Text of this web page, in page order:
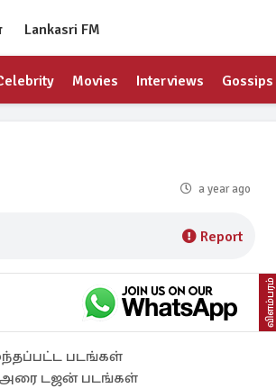
Lankasri FM
Movies Interviews Gossips
a year ago
Report
விளம்பரம்
படங்கள்
டஜன் படங்கள்